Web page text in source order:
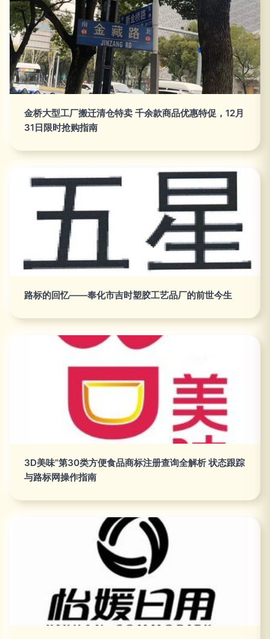
金桥大型工厂搬迁清仓特卖 千余款商品优惠特促，12月
31日限时抢购指南
路标的回忆——奉化市吉时塑胶工艺品厂的前世今生
3D美味”第30类方便食品商标注册查询全解析 状态跟踪
与路标网操作指南